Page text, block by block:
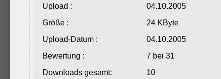
Upload :
04.10.2005
Größe :
24 KByte
Upload-Datum :
04.10.2005
Bewertung :
7 bei 31
Downloads gesamt:
10